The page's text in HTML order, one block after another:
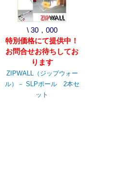
\ 30，000
特別価格にて提供中！
お問合せお待ちしてお
ります
ZIPWALL（ジップウォー
ル）－ SLPポール 2本セ
ット